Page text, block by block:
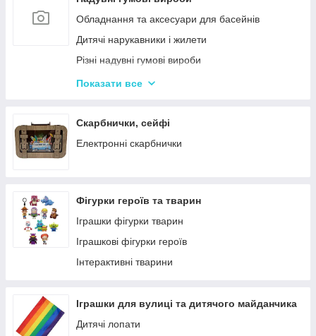
Кінетичний пісок
Дитячий Пластилін
Декупаж
Крейда для Малювання
Рукоділля
Валіза для малювання
Обладнання та аксесуари для басейнів
Дитячі нарукавники і жилети
Різні надувні гумові вироби
Насоси для матрасів та гумових виробів
Надувні матраци
Дитячі надувні басейни
Показати все
Скарбнички, сейфі
Електронні скарбнички
Фігурки героїв та тварин
Іграшки фігурки тварин
Іграшкові фігурки героїв
Інтерактивні тварини
Іграшки для вулиці та дитячого майданчика
Дитячі лопати